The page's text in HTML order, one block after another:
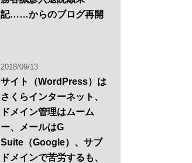
記……からのブログ再開
2018/09/13
サイト（WordPress）は
さくらインターネット、
ドメイン管理はムーム
ー、メールはG
Suite（Google）、サブ
ドメインで苦労するも、